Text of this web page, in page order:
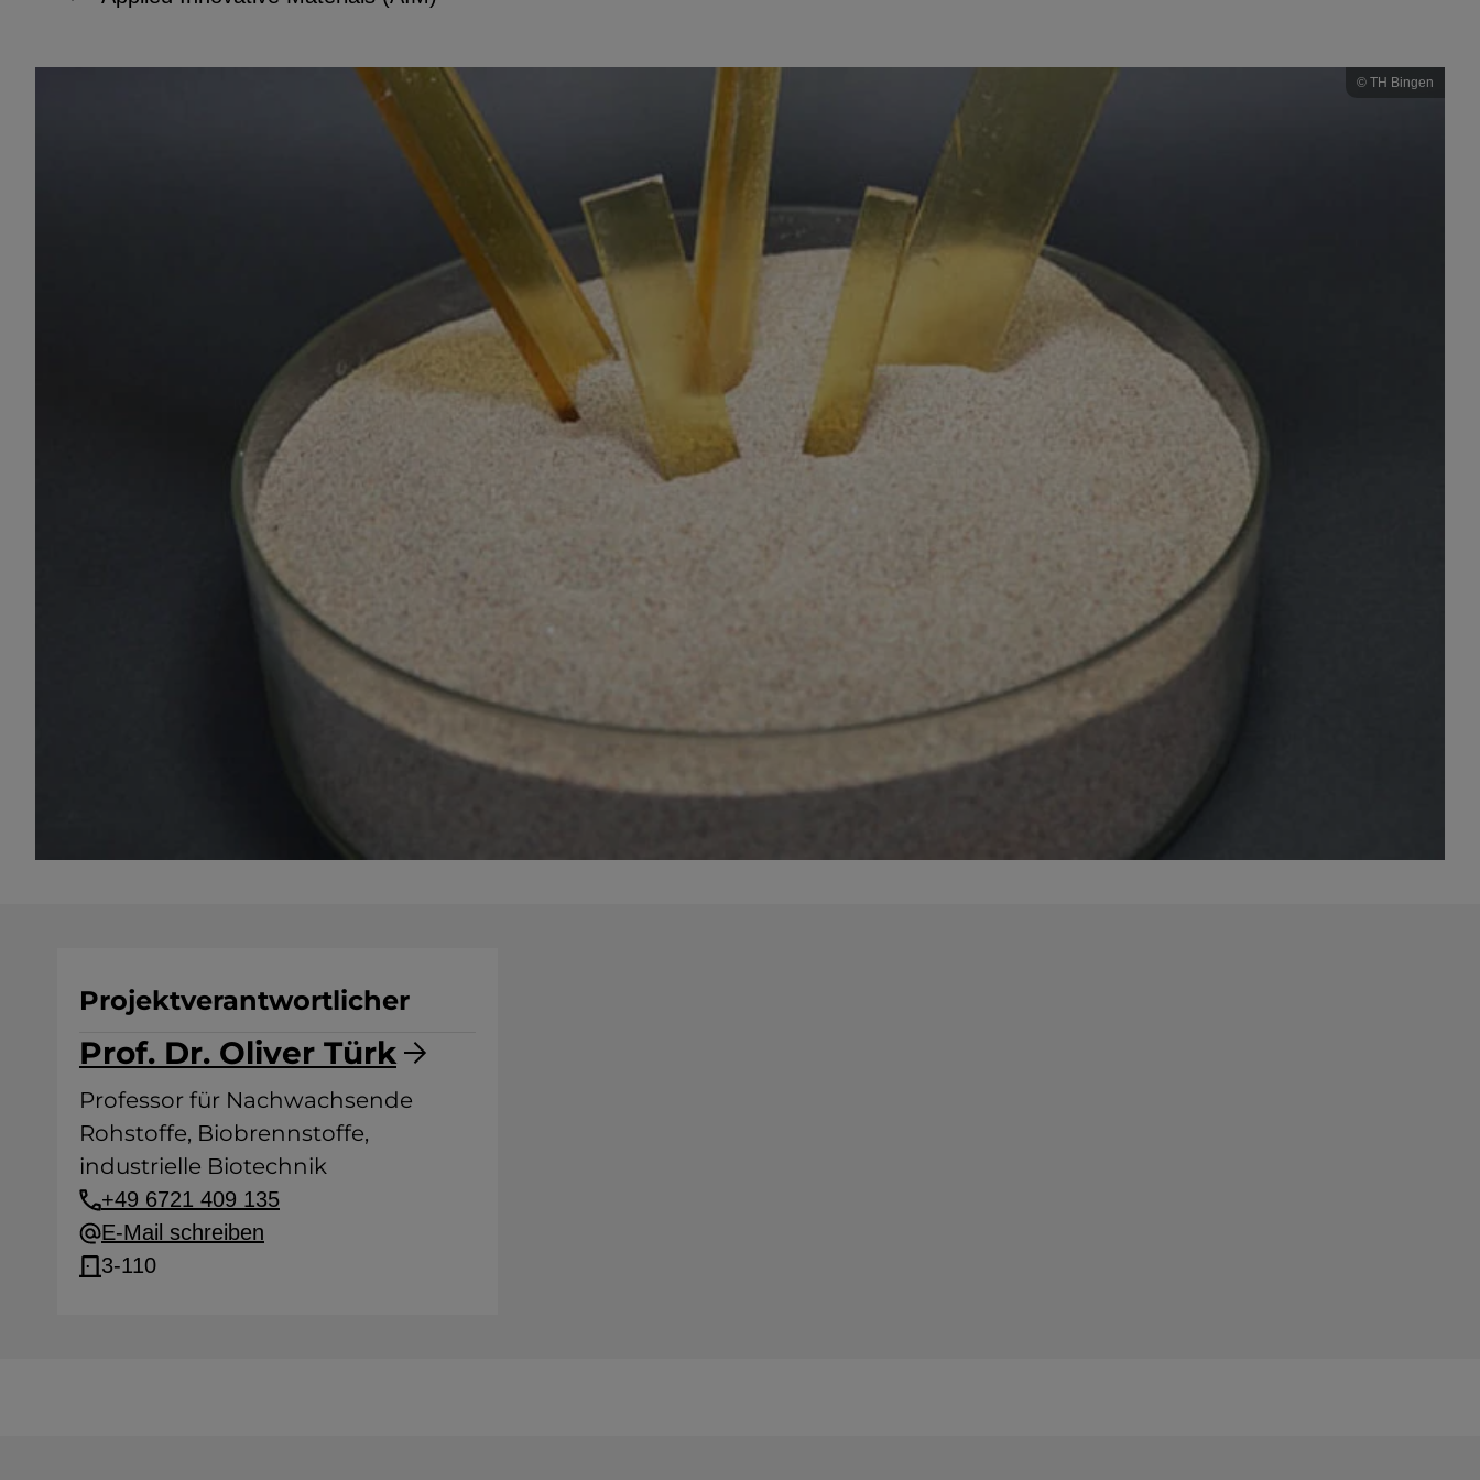
© TH Bingen
Prof. Dr. Oliver Türk
Projektverantwortlicher
Professor für Nachwachsende
Rohstoffe, Biobrennstoffe,
industrielle Biotechnik
+49 6721 409 135
E-Mail schreiben
3-110
Seitenspezifische Erfassung von Benutzerdaten
durch Drittanbieter, bspw. über das Einbinden
externer Videos, Standortdaten oder